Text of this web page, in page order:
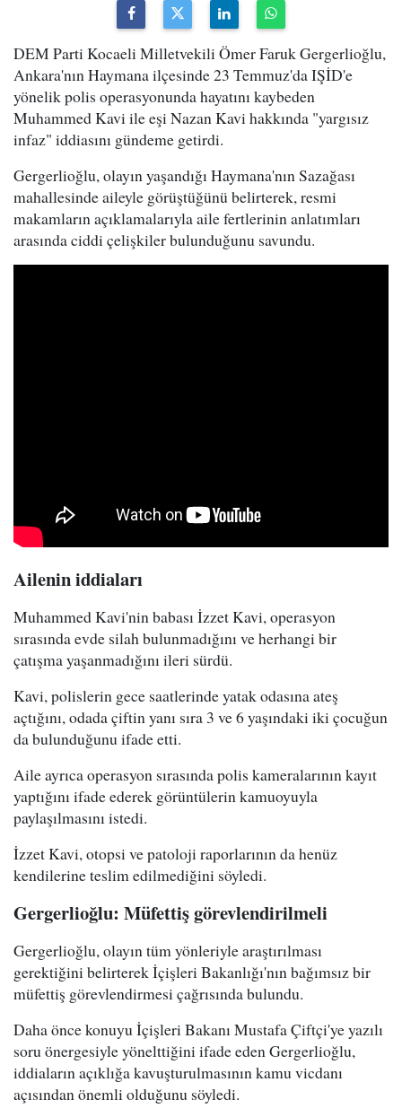
DEM Parti Kocaeli Milletvekili Ömer Faruk Gergerlioğlu,
Ankara'nın Haymana ilçesinde 23 Temmuz'da IŞİD'e
yönelik polis operasyonunda hayatını kaybeden
Muhammed Kavi ile eşi Nazan Kavi hakkında "yargısız
infaz" iddiasını gündeme getirdi.
Gergerlioğlu, olayın yaşandığı Haymana'nın Sazağası
mahallesinde aileyle görüştüğünü belirterek, resmi
makamların açıklamalarıyla aile fertlerinin anlatımları
arasında ciddi çelişkiler bulunduğunu savundu.
Ailenin iddiaları
Muhammed Kavi'nin babası İzzet Kavi, operasyon
sırasında evde silah bulunmadığını ve herhangi bir
çatışma yaşanmadığını ileri sürdü.
Kavi, polislerin gece saatlerinde yatak odasına ateş
açtığını, odada çiftin yanı sıra 3 ve 6 yaşındaki iki çocuğun
da bulunduğunu ifade etti.
Aile ayrıca operasyon sırasında polis kameralarının kayıt
yaptığını ifade ederek görüntülerin kamuoyuyla
paylaşılmasını istedi.
İzzet Kavi, otopsi ve patoloji raporlarının da henüz
kendilerine teslim edilmediğini söyledi.
Gergerlioğlu: Müfettiş görevlendirilmeli
Gergerlioğlu, olayın tüm yönleriyle araştırılması
gerektiğini belirterek İçişleri Bakanlığı'nın bağımsız bir
müfettiş görevlendirmesi çağrısında bulundu.
Daha önce konuyu İçişleri Bakanı Mustafa Çiftçi'ye yazılı
soru önergesiyle yönelttiğini ifade eden Gergerlioğlu,
iddiaların açıklığa kavuşturulmasının kamu vicdanı
açısından önemli olduğunu söyledi.